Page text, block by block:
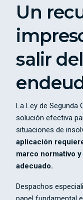
Un
salir del
La Ley de Segunda
solución efectiva
situaciones de
aplicación
marco normativo
adecuado.
Despachos